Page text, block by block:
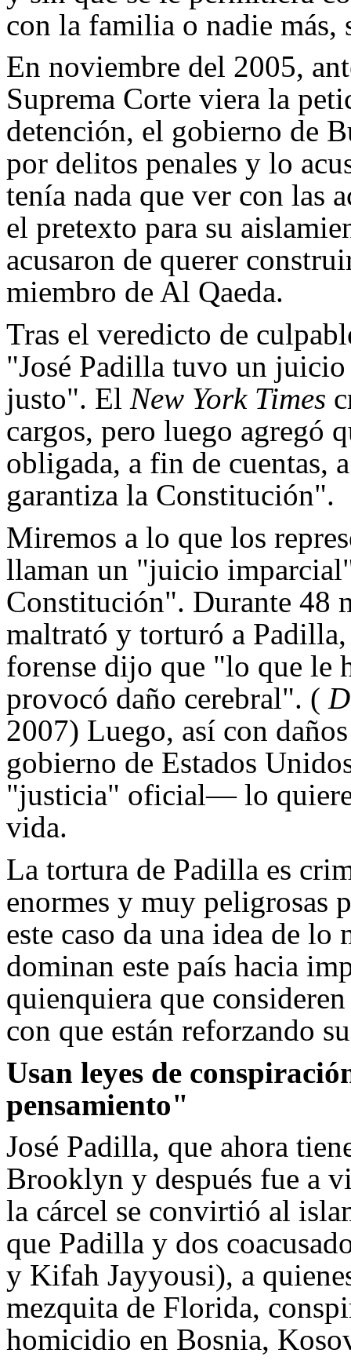
con la familia o nadie más,
En noviembre del 2005,
Suprema Corte viera la
detención, el gobierno de
por delitos penales y lo
tenía nada que ver con las
el pretexto para su
acusaron de querer
miembro de Al Qaeda.
Tras el veredicto de
"José Padilla tuvo un
justo". El New York Times
cargos, pero luego agregó
obligada, a fin de cuentas,
garantiza la Constitución".
Miremos a lo que los
llaman un "juicio
Constitución". Durante 48
maltrató y torturó a
forense dijo que "lo que le
provocó daño cerebral". (
2007) Luego, así con
gobierno de Estados
"justicia" oficial— lo quiere
vida.
La tortura de Padilla es
enormes y muy peligrosas
este caso da una idea de
dominan este país hacia
quienquiera que
con que están reforzando
Usan leyes de
pensamiento"
José Padilla, que ahora
Brooklyn y después fue a
la cárcel se convirtió al
que Padilla y dos
y Kifah Jayyousi), a
mezquita de Florida,
homicidio en Bosnia,